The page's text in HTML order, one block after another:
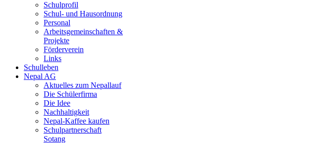
Schulprofil
Schul- und Hausordnung
Personal
Arbeitsgemeinschaften &
Projekte
Förderverein
Links
Schulleben
Nepal AG
Aktuelles zum Nepallauf
Die Schülerfirma
Die Idee
Nachhaltigkeit
Nepal-Kaffee kaufen
Schulpartnerschaft
Sotang